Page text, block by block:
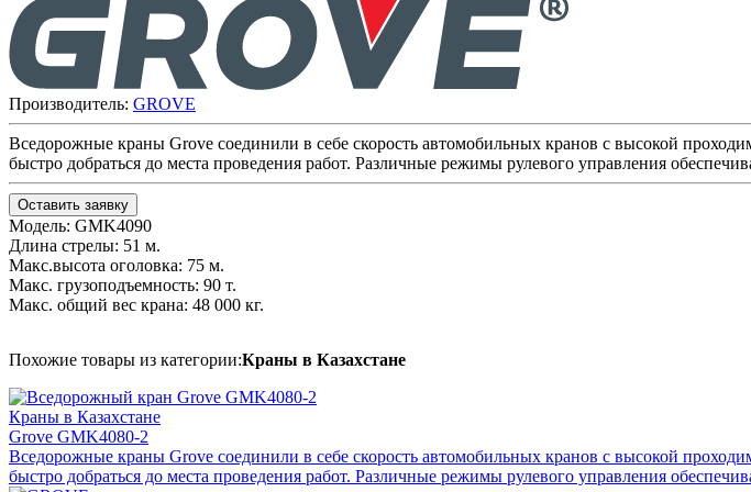
Производитель: GROVE
Вседорожные краны Grove соединили в себе скорость автомобильных кранов с высокой
быстро добраться до места проведения работ. Различные режимы рулевого управления
Оставить заявку
Модель: GMK4090
Длина стрелы: 51 м.
Макс.высота оголовка: 75 м.
Макс. грузоподъемность: 90 т.
Макс. общий вес крана: 48 000 кг.
Похожие товары из категории:Краны в Казахстане
Краны в Казахстане
Grove GMK4080-2
Вседорожные краны Grove соединили в себе скорость автомобильных кранов с высокой
быстро добраться до места проведения работ. Различные режимы рулевого управления